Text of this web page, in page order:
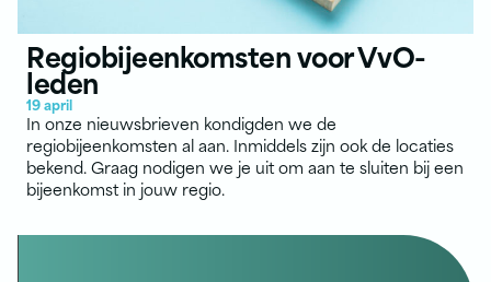
Regiobijeenkomsten voor VvO-
leden
19 april
In onze nieuwsbrieven kondigden we de
regiobijeenkomsten al aan. Inmiddels zijn ook de locaties
bekend. Graag nodigen we je uit om aan te sluiten bij een
bijeenkomst in jouw regio.